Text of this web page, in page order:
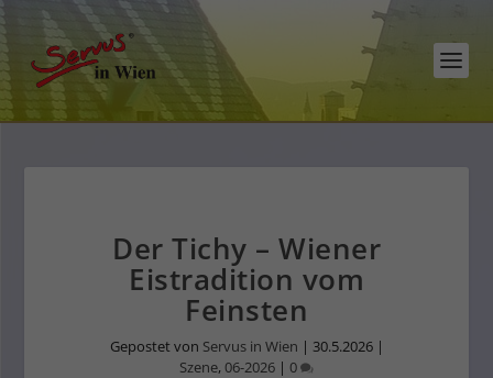
Der Tichy – Wiener
Eistradition vom
Feinsten
Gepostet von Servus in Wien | 30.5.2026|
Szene,06-2026 | 0